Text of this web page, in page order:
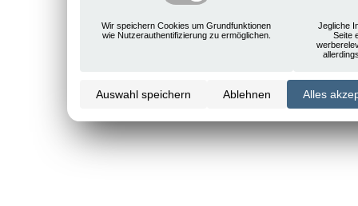
Wir speichern Cookies um Grundfunktionen
wie Nutzerauthentifizierung zu ermöglichen.
Jegliche
Seite
Auswahl speichern Ablehnen Alles